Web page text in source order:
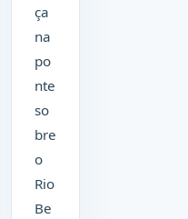
ça
na
po
nte
so
bre
o
Rio
Be